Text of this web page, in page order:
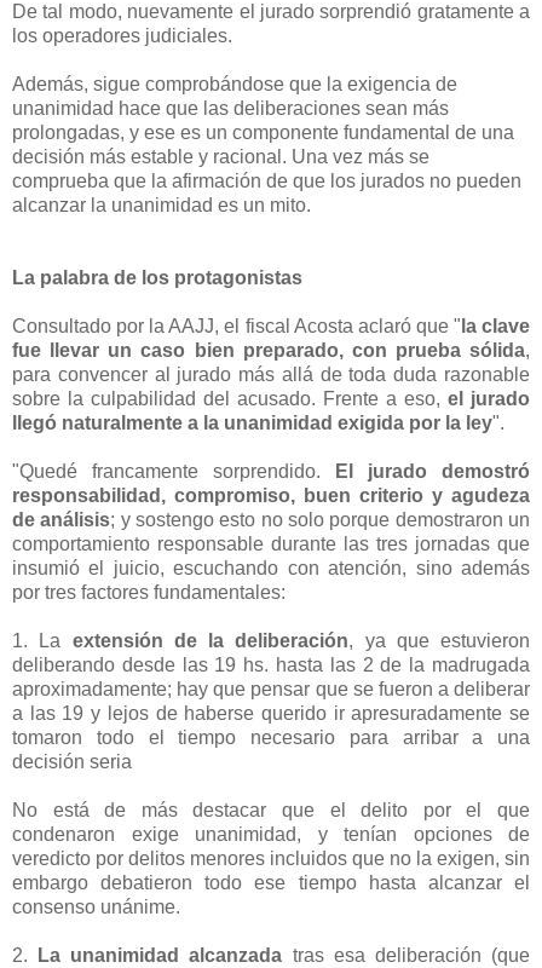
De tal modo, nuevamente el jurado sorprendió gratamente a
los operadores judiciales.
Además, sigue comprobándose que la exigencia de
unanimidad hace que las deliberaciones sean más
prolongadas, y ese es un componente fundamental de una
decisión más estable y racional. Una vez más se
comprueba que la afirmación de que los jurados no pueden
alcanzar la unanimidad es un mito.
La palabra de los protagonistas
Consultado por la AAJJ, el fiscal Acosta aclaró que " la clave
fue llevar un caso bien preparado, con prueba sólida,
para convencer al jurado más allá de toda duda razonable
sobre la culpabilidad del acusado. Frente a eso, el jurado
llegó naturalmente a la unanimidad exigida por la ley".
"Quedé francamente sorprendido.
El jurado demostró
responsabilidad, compromiso, buen criterio y agudeza
de análisis; y sostengo esto no solo porque demostraron un
comportamiento responsable durante las tres jornadas que
insumió el juicio, escuchando con atención, sino además
por tres factores fundamentales:
1. La extensión de la deliberación, ya que estuvieron
deliberando desde las 19 hs. hasta las 2 de la madrugada
aproximadamente; hay que pensar que se fueron a deliberar
a las 19 y lejos de haberse querido ir apresuradamente se
tomaron todo el tiempo necesario para arribar a una
decisión seria
No está de más destacar que el delito por el que
condenaron exige unanimidad, y tenían opciones de
veredicto por delitos menores incluidos que no la exigen, sin
embargo debatieron todo ese tiempo hasta alcanzar el
consenso unánime.
2. La unanimidad alcanzada tras esa deliberación (que